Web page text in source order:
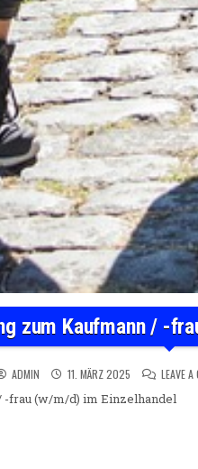
zum Kaufmann / -
ADMIN 11. MÄRZ 2025 LEAVE
-frau (w/m/d) im Einzelhandel